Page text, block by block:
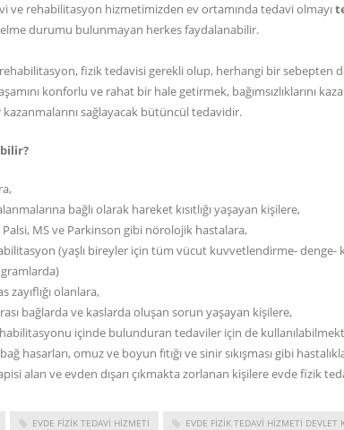
ve rehabilitasyon hizmetimizden ev ortamında tedavi olmayı
durumu bulunmayan herkes faydalanabilir.
fizik tedavisi gerekli olup, herhangi bir sebepten
konforlu ve rahat bir hale getirmek, bağımsızlıklarını
sağlayacak bütüncül tedavidir.
bağlı olarak hareket kısıtlığı yaşayan kişilere,
Palsi, MS ve Parkinson gibi nörolojik hastalara,
(yaşlı bireyler için tüm vücut kuvvetlendirme-
zayıflığı olanlara,
bağlarda ve kaslarda oluşan sorun yaşayan kişilere,
içinde bulunduran tedaviler için de
hasarları, omuz ve boyun fıtığı ve sinir sıkışması gibi
alan ve evden dışarı çıkmakta zorlanan kişilere evde fizik
EVDE FIZIK TEDAVI HIZMETI EVDE FIZIK TEDAVI HIZMETI DEVLET